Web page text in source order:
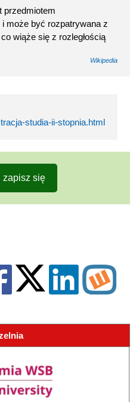
przedmiotem
może być rozpatrywana z
wiąże się z rozległością
Wikipedia
studia-ii-stopnia.html
zapisz się